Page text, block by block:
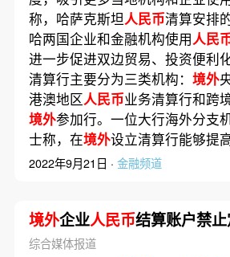
称，哈萨克斯坦人民币清算安排
哈两国企业和金融机构使用人民
进一步促进双边贸易、投资便利
清算行主要分为三类机构： 境外
港澳地区人民币业务清算行和跨
境外参加行。一位大行海外分支
士称，在境外设立清算行能够
2022年9月21日 · 金融频道
境外企业人民币结算账户禁
综合媒体报道